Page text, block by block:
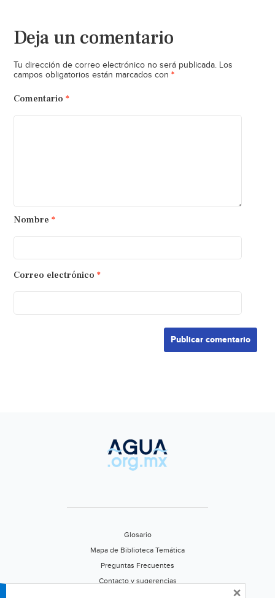
Deja un comentario
Tu dirección de correo electrónico no será publicada. Los
campos obligatorios están marcados con *
Comentario *
Nombre *
Correo electrónico *
Glosario
Mapa de Biblioteca Temática
Preguntas Frecuentes
Contacto y sugerencias
×